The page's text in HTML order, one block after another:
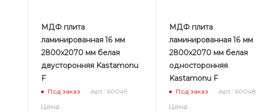
МДФ плита
ламинированная 16 мм
2800х2070 мм белая
двусторонняя Kastamonu
F
Под заказ Арт.: 60049
Цена:
МДФ плита
ламинированная 16 мм
2800х2070 мм белая
односторонняя
Kastamonu F
Под заказ Арт.: 60048
Цена: